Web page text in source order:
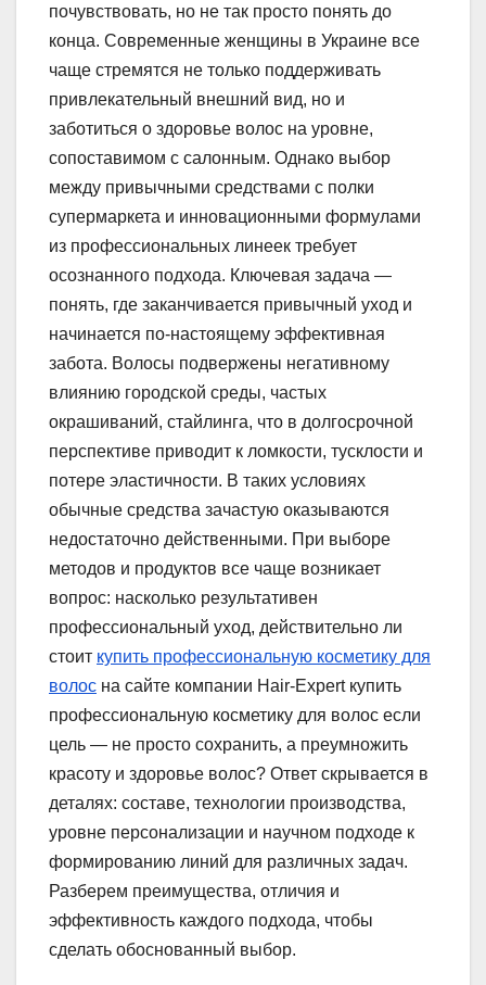
почувствовать, но не так просто понять до
конца. Современные женщины в Украине все
чаще стремятся не только поддерживать
привлекательный внешний вид, но и
заботиться о здоровье волос на уровне,
сопоставимом с салонным. Однако выбор
между привычными средствами с полки
супермаркета и инновационными формулами
из профессиональных линеек требует
осознанного подхода. Ключевая задача —
понять, где заканчивается привычный уход и
начинается по-настоящему эффективная
забота. Волосы подвержены негативному
влиянию городской среды, частых
окрашиваний, стайлинга, что в долгосрочной
перспективе приводит к ломкости, тусклости и
потере эластичности. В таких условиях
обычные средства зачастую оказываются
недостаточно действенными. При выборе
методов и продуктов все чаще возникает
вопрос: насколько результативен
профессиональный уход, действительно ли
стоит купить профессиональную косметику для
волос на сайте компании Hair-Expert купить
профессиональную косметику для волос если
цель — не просто сохранить, а преумножить
красоту и здоровье волос? Ответ скрывается в
деталях: составе, технологии производства,
уровне персонализации и научном подходе к
формированию линий для различных задач.
Разберем преимущества, отличия и
эффективность каждого подхода, чтобы
сделать обоснованный выбор.